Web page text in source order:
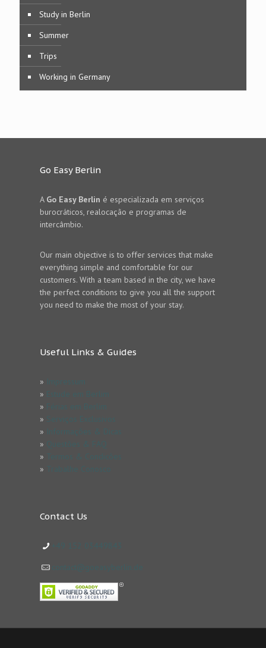
Study in Berlin
Summer
Trips
Working in Germany
Go Easy Berlin
A Go Easy Berlin é especializada em serviços
burocráticos, realocação e programas de
intercâmbio.
Our main objective is to offer services that make
everything simple and comfortable for our
customers. With a team based in the city, we have
the perfect conditions to give you all the support
you need to make the most of your stay.
Useful Links & Guides
»
»
»
»
»
»
»
»
Contact Us